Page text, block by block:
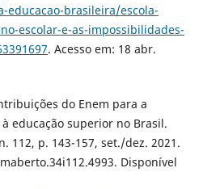
educacao-brasileira/escola-
escolar-e-as-impossibilidades-
. Acesso em: 18 abr.
do Enem para a
educação superior no Brasil.
112, p. 143-157, set./dez. 2021.
Disponível